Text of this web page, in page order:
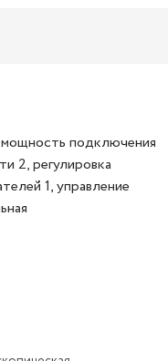
подключения
2, регулировка
1, управление